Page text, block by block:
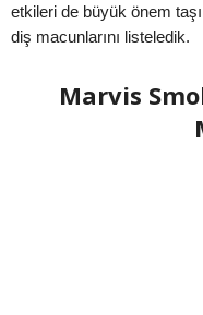
etkileri de büyük önem
diş macunlarını listeledik.
Marvis